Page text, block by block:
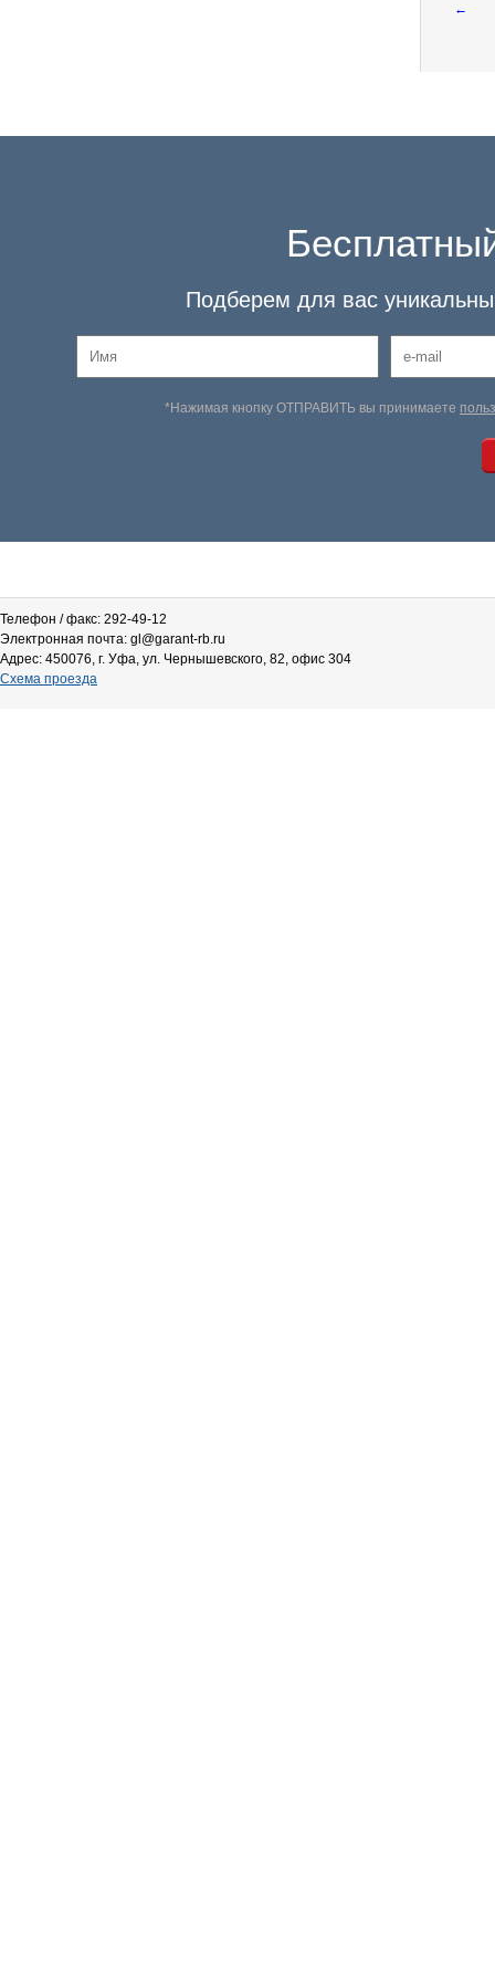
←
Подберем для вас
*Нажимая кнопку ОТПРАВИТЬ вы принимаете
Телефон / факс: 292-49-12
Электронная почта: gl@garant-rb.ru
Адрес: 450076, г. Уфа, ул. Чернышевского, 82, офис 304
Схема проезда